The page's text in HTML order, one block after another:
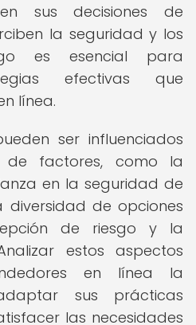
sus decisiones de
la seguridad y los
es esencial para
efectivas que
línea.
ser influenciados
factores, como la
en la seguridad de
diversidad de opciones
de riesgo y la
estos aspectos
en línea la
sus prácticas
las necesidades